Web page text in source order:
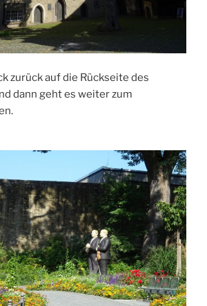
zurück auf die Rückseite des
dann geht es weiter zum